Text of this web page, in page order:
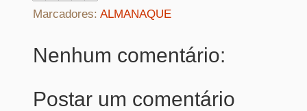
Marcadores: ALMANAQUE
Nenhum comentário:
Postar um comentário